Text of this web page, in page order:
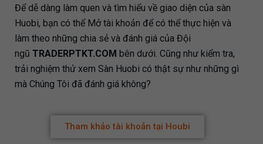
Để dễ dàng làm quen và tìm hiểu về giao diện của sàn
Huobi, bạn có thể Mở tài khoản để có thể thực hiện và
làm theo những chia sẻ và đánh giá của Đội
ngũ TRADERPTKT.COM bên dưới. Cũng như kiểm tra,
trải nghiệm thử xem Sàn Huobi có thật sự như những gì
mà Chúng Tôi đã đánh giá không?
Tham khảo tài khoản tại Houbi